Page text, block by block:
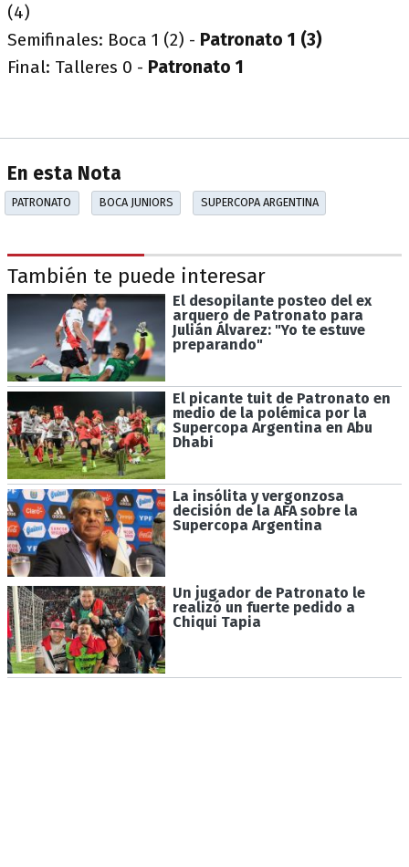
(4)
Semifinales: Boca 1 (2) - Patronato 1 (3)
Final: Talleres 0 - Patronato 1
En esta Nota
PATRONATO BOCA JUNIORS SUPERCOPA ARGENTINA
También te puede interesar
El desopilante posteo del ex
arquero de Patronato para
Julián Álvarez: "Yo te estuve
preparando"
El picante tuit de Patronato en
medio de la polémica por la
Supercopa Argentina en Abu
Dhabi
La insólita y vergonzosa
decisión de la AFA sobre la
Supercopa Argentina
Un jugador de Patronato le
realizó un fuerte pedido a
Chiqui Tapia